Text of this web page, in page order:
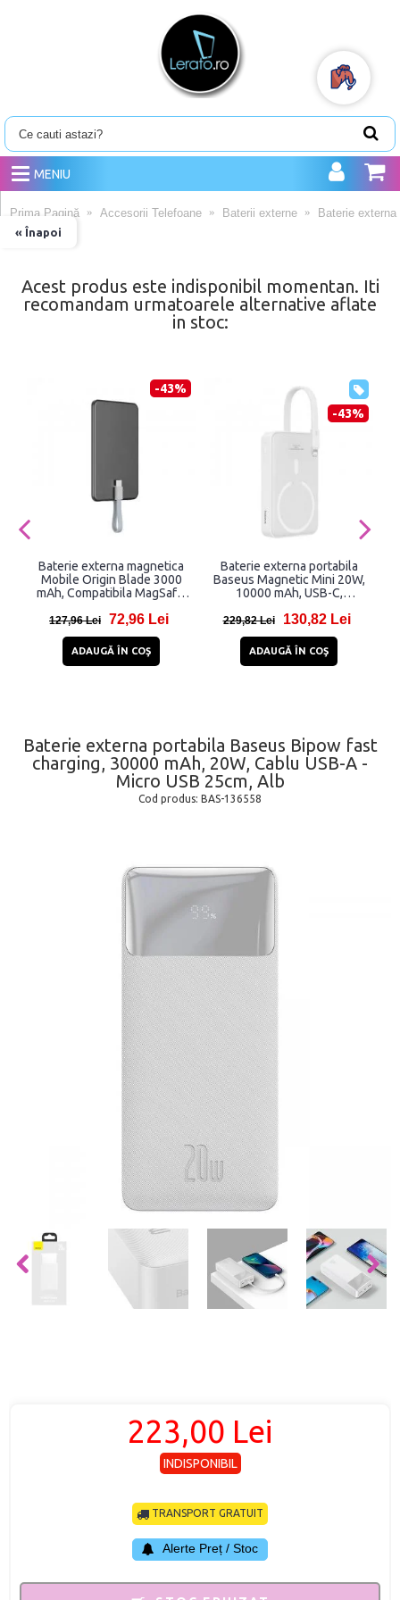
MENIU
« Înapoi
Prima Pagină Accesorii Telefoane Baterii externe Baterie
Acest produs este indisponibil momentan. Iti
recomandam urmatoarele alternative aflate
in stoc:
-43%
Baterie externa magnetica
Mobile Origin Blade 3000
mAh, Compatibila MagSafe,
127,96 Lei 72,96 Lei
ADAUGĂ ÎN COŞ
-43%
Baterie externa portabila
Baseus Magnetic Mini 20W,
10000 mAh, USB-C,
Incarcare Wireless 15W,
Alb
229,82 Lei 130,82 Lei
ADAUGĂ ÎN COŞ
Baterie externa portabila Baseus Bipow fast
charging, 30000 mAh, 20W, Cablu USB-A -
Micro USB 25cm, Alb
Cod produs: BAS-136558
223,00 Lei
INDISPONIBIL
TRANSPORT GRATUIT
Alerte Preț / Stoc